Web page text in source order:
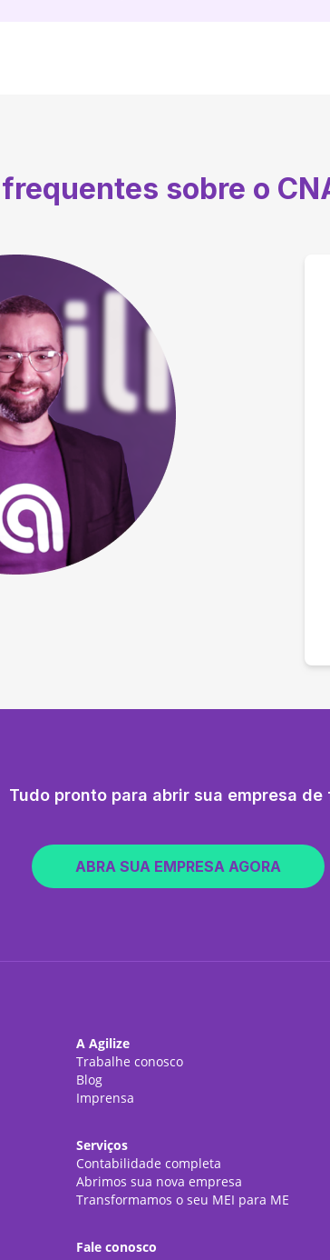
sobre o
Tudo pronto para abrir sua empresa
ABRA SUA EMPRESA AGORA
A Agilize
Trabalhe conosco
Blog
Imprensa
Serviços
Contabilidade completa
Abrimos sua nova empresa
Transformamos o seu MEI para ME
Fale conosco